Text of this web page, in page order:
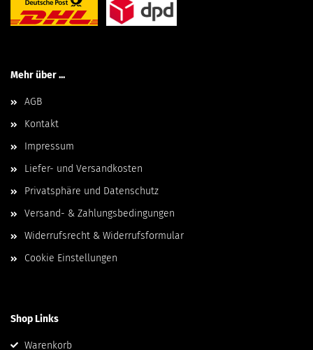
Mehr über ...
AGB
Kontakt
Impressum
Liefer- und Versandkosten
Privatsphäre und Datenschutz
Versand- & Zahlungsbedingungen
Widerrufsrecht & Widerrufsformular
Cookie Einstellungen
Shop Links
Warenkorb